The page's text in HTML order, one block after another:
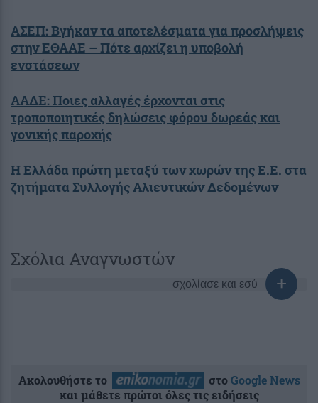
ΑΣΕΠ: Βγήκαν τα αποτελέσματα για προσλήψεις
στην ΕΘΑΑΕ – Πότε αρχίζει η υποβολή
ενστάσεων
ΑΑΔΕ: Ποιες αλλαγές έρχονται στις
τροποποιητικές δηλώσεις φόρου δωρεάς και
γονικής παροχής
Η Ελλάδα πρώτη μεταξύ των χωρών της Ε.Ε. στα
ζητήματα Συλλογής Αλιευτικών Δεδομένων
Σχόλια Αναγνωστών
σχολίασε και εσύ
Ακολουθήστε το στοGoogle News
και μάθετε πρώτοι όλες τις ειδήσεις